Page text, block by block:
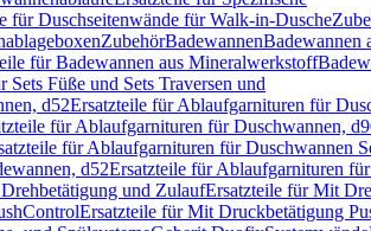
für Duschseitenwände für Walk-in-Dusche
ZubehörBadewannenBadewannen
für Badewannen aus Mineralwerkstoff
Sets Füße und Sets Traversen und
d52Ersatzteile für Ablaufgarnituren für
für Ablaufgarnituren für Duschwannen,
für Ablaufgarnituren für Duschwannen
d52Ersatzteile für Ablaufgarnituren
und ZulaufErsatzteile für Mit
Ersatzteile für Mit Druckbetätigung